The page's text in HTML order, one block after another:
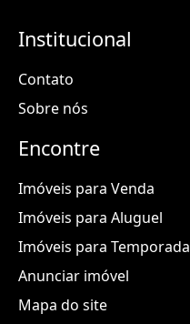
Institucional
Contato
Sobre nós
Encontre
Imóveis para Venda
Imóveis para Aluguel
Imóveis para Temporada
Anunciar imóvel
Mapa do site